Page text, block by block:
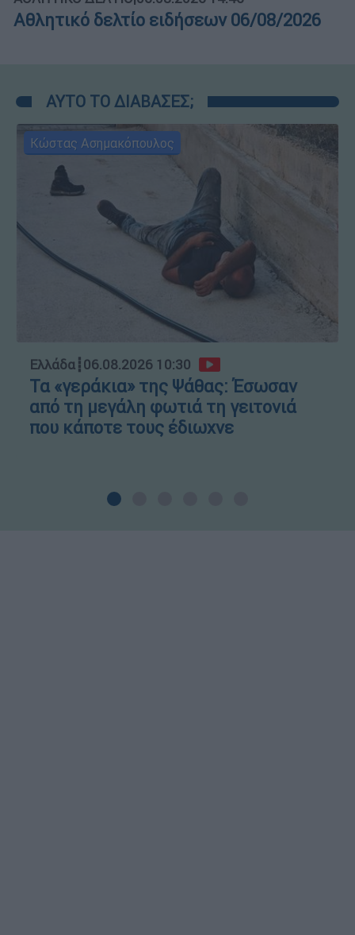
Αθλητικό δελτίο ειδήσεων 06/08/2026
ΑΥΤΟ ΤΟ ΔΙΑΒΑΣΕΣ;
Κώστας Ασημακόπουλος
Ελλάδα┋06.08.2026 10:30
Τα «γεράκια» της Ψάθας: Έσωσαν
από τη μεγάλη φωτιά τη γειτονιά
που κάποτε τους έδιωχνε